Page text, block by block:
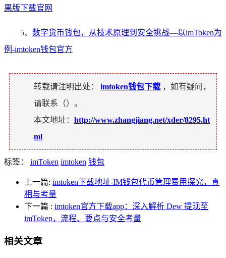
果版下载官网
5、 数字货币钱包，从技术原理到安全挑战—以imToken为
例-imtoken钱包官方
转载请注明出处： imtoken钱包下载 ，如有疑问，
请联系（）。
本文地址： http://www.zhangjiang.net/xder/8295.ht
ml
标签： imToken imtoken 钱包
上一篇: imtoken下载地址-IM钱包代币管理费用探究，真
相与考量
下一篇 : imtoken官方下载app：深入解析 Dew 提现至
imToken，流程、要点与安全考量
相关文章